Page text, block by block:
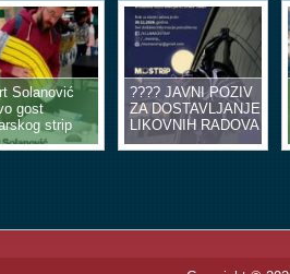
Solanović
gost
strip
???? JAVNI POZIV
ZA DOSTAVLJANJE
LIKOVNIH RADOVA
U OBLIKU